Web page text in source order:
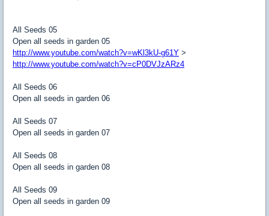
All Seeds 05
Open all seeds in garden 05
http://www.youtube.com/watch?v=wKl3kU-g61Y >
http://www.youtube.com/watch?v=cP0DVJzARz4
All Seeds 06
Open all seeds in garden 06
All Seeds 07
Open all seeds in garden 07
All Seeds 08
Open all seeds in garden 08
All Seeds 09
Open all seeds in garden 09